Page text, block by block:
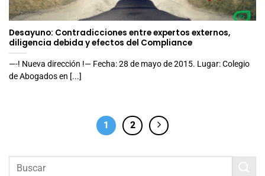
Desayuno: Contradicciones entre expertos externos,
diligencia debida y efectos del Compliance
—-! Nueva dirección !— Fecha: 28 de mayo de 2015. Lugar: Colegio
de Abogados en [...]
1 2